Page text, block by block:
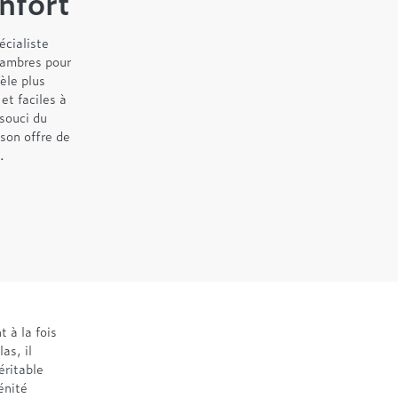
pour
plus
faciles à
du
offre de
à la fois
il